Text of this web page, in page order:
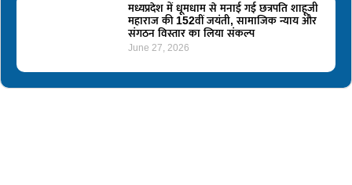
मध्यप्रदेश में धूमधाम से मनाई गई छत्रपति शाहूजी
महाराज की 152वीं जयंती, सामाजिक न्याय और
संगठन विस्तार का लिया संकल्प
June 27, 2026